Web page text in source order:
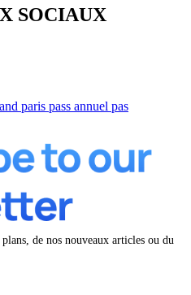
SOCIAUX
de nos nouveaux articles ou du